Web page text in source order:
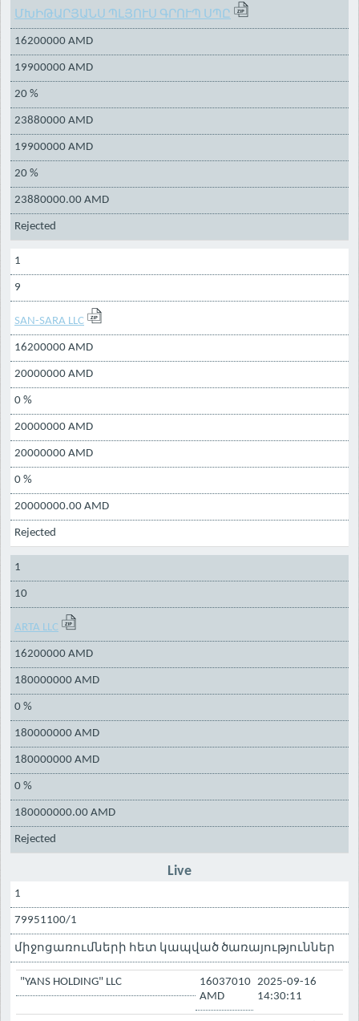
ՄԽԻԹԱՐՅԱՆՍ ՊԼՅՈՒՍ ԳՐՈՒՊ ՍՊԸ
16200000 AMD
19900000 AMD
20 %
23880000 AMD
19900000 AMD
20 %
23880000.00 AMD
Rejected
1
9
SAN-SARA LLC
16200000 AMD
20000000 AMD
0 %
20000000 AMD
20000000 AMD
0 %
20000000.00 AMD
Rejected
1
10
ARTA LLC
16200000 AMD
180000000 AMD
0 %
180000000 AMD
180000000 AMD
0 %
180000000.00 AMD
Rejected
Live
1
79951100/1
միջոցառումների հետ կապված ծառայություններ
"YANS HOLDING" LLC
16037010
AMD
2025-09-16
14:30:11